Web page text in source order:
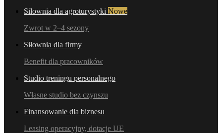
Siłownia dla agroturystyki Nowe
Zwrot w 2–4 sezony
Siłownia dla firmy
Benefit dla pracowników
Studio treningu personalnego
Własne studio bez czynszu
Finansowanie dla biznesu
Leasing operacyjny, dotacje UE